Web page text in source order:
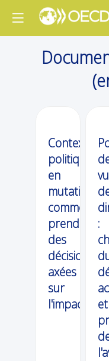
Contexte
politique
en
mutation:
comment
prendre
des
décisions
axées
sur
l'impact
:
et